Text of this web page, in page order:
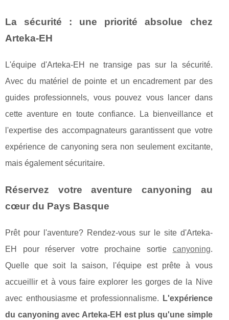
La sécurité : une priorité absolue chez
Arteka-EH
L'équipe d'Arteka-EH ne transige pas sur la sécurité.
Avec du matériel de pointe et un encadrement par des
guides professionnels, vous pouvez vous lancer dans
cette aventure en toute confiance. La bienveillance et
l'expertise des accompagnateurs garantissent que votre
expérience de canyoning sera non seulement excitante,
mais également sécuritaire.
Réservez votre aventure canyoning au
cœur du Pays Basque
Prêt pour l'aventure? Rendez-vous sur le site d'Arteka-
EH pour réserver votre prochaine sortie canyoning.
Quelle que soit la saison, l'équipe est prête à vous
accueillir et à vous faire explorer les gorges de la Nive
avec enthousiasme et professionnalisme.
L'expérience
du canyoning avec Arteka-EH est plus qu'une simple